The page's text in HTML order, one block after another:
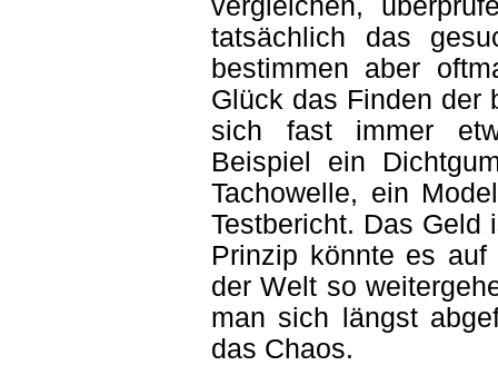
vergleichen,
tatsächlich das
bestimmen aber
Glück das Finden der
sich fast immer
Beispiel ein
Tachowelle, ein
Testbericht. Das Geld
Prinzip könnte es
der Welt so
man sich längst
das Chaos.